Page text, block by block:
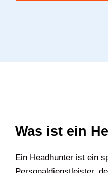
Was ist ein
Ein Headhunter ist ein